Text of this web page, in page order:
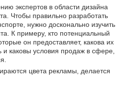
экспертов в области дизайна
Чтобы правильно разработать
нужно досконально изучить
К примеру, кто потенциальный
он предоставляет, какова их
и каковы условия продаж в сфере,
цвета рекламы, делается